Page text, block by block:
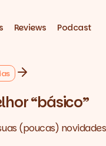
Reviews Podcast
“básico”
(poucas)